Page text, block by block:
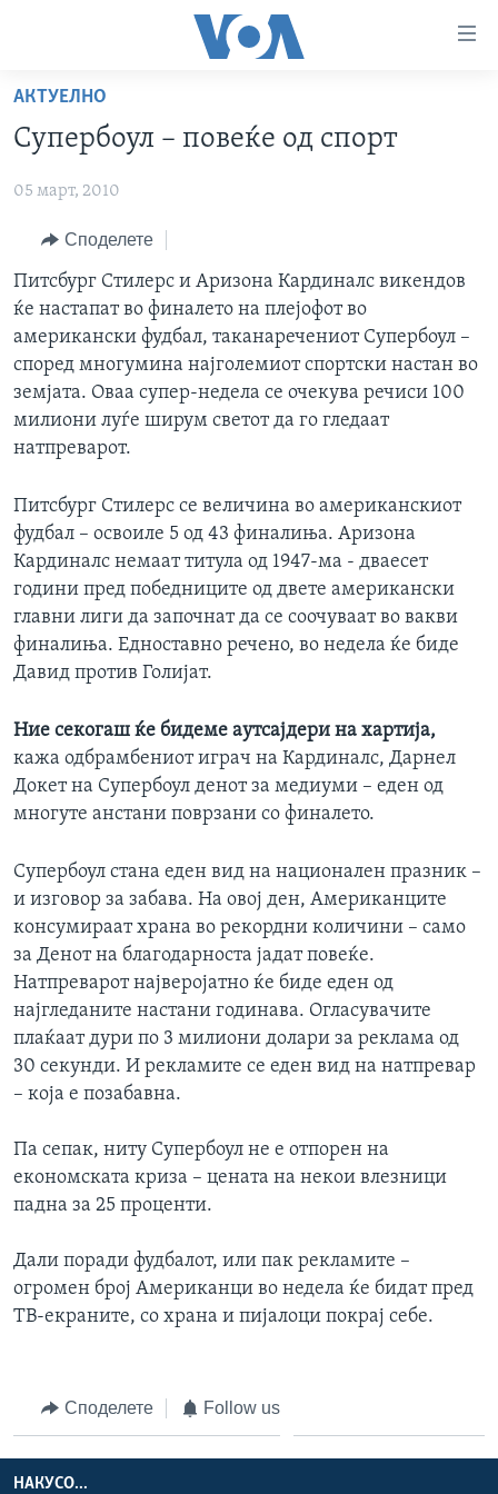
пристапност
Премини
на
главната
Премини
страната
за
навигација
Пребарувај
РУБРИКИ
САД
МАКЕДОНИЈА
СВЕТ
ЕКОНОМИЈА
ПОЛИТИКА
ЗДРАВЈЕ
ИНТЕРВЈУА
ФОТОГАЛЕРИИ
ДОКУМЕНТАРЦИ
АРХИВИРАНА ПРОГРАМА
NEWSFLASH - АРХИВА
ВЕСТИ ОД САД ВО МИНУТА - АРХИВА
ИЗБОРИ ВО САД 2020 - АРХИВА
ЗА НАС
Learning English
Јазици
АКТУЕЛНО
Супербоул – повеќе од спорт
05 март, 2010
Споделете
Питсбург Стилерс и Аризона Кардиналс викендов
ќе настапат во финалето на плејофот во
американски фудбал, таканаречениот Супербоул –
според многумина најголемиот спортски настан во
земјата. Оваа супер-недела се очекува речиси 100
милиони луѓе ширум светот да го гледаат
натпреварот.
Питсбург Стилерс се величина во американскиот
фудбал – освоиле 5 од 43 финалиња. Аризона
Кардиналс немаат титула од 1947-ма - дваесет
години пред победниците од двете американски
главни лиги да започнат да се соочуваат во вакви
финалиња. Едноставно речено, во недела ќе биде
Давид против Голијат.
Ние секогаш ќе бидеме аутсајдери на хартија,
кажа одбрамбениот играч на Кардиналс, Дарнел
Докет на Супербоул денот за медиуми – еден од
многуте анстани поврзани со финалето.
Супербоул стана еден вид на национален празник –
и изговор за забава. На овој ден, Американците
консумираат храна во рекордни количини – само
за Денот на благодарноста јадат повеќе.
Натпреварот најверојатно ќе биде еден од
најгледаните настани годинава. Огласувачите
плаќаат дури по 3 милиони долари за реклама од
30 секунди. И рекламите се еден вид на натпревар
– која е позабавна.
Па сепак, ниту Супербоул не е отпорен на
економската криза – цената на некои влезници
падна за 25 проценти.
Дали поради фудбалот, или пак рекламите –
огромен број Американци во недела ќе бидат пред
ТВ-екраните, со храна и пијалоци покрај себе.
Споделете Follow us
НАКУСО...